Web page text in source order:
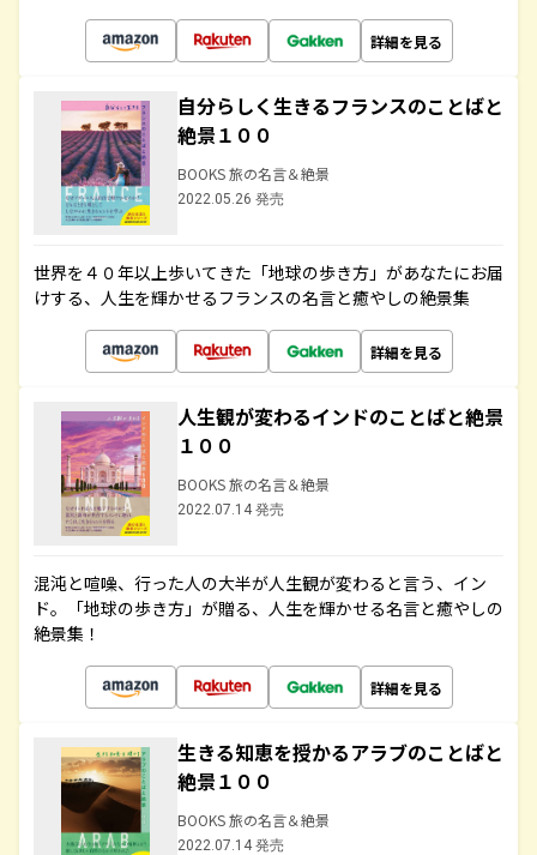
詳細を見る
自分らしく生きるフランスのことばと
絶景１００
BOOKS 旅の名言＆絶景
2022.05.26 発売
世界を４０年以上歩いてきた「地球の歩き方」があなたにお届
けする、人生を輝かせるフランスの名言と癒やしの絶景集
詳細を見る
人生観が変わるインドのことばと絶景
１００
BOOKS 旅の名言＆絶景
2022.07.14 発売
混沌と喧噪、行った人の大半が人生観が変わると言う、イン
ド。「地球の歩き方」が贈る、人生を輝かせる名言と癒やしの
絶景集！
詳細を見る
生きる知恵を授かるアラブのことばと
絶景１００
BOOKS 旅の名言＆絶景
2022.07.14 発売